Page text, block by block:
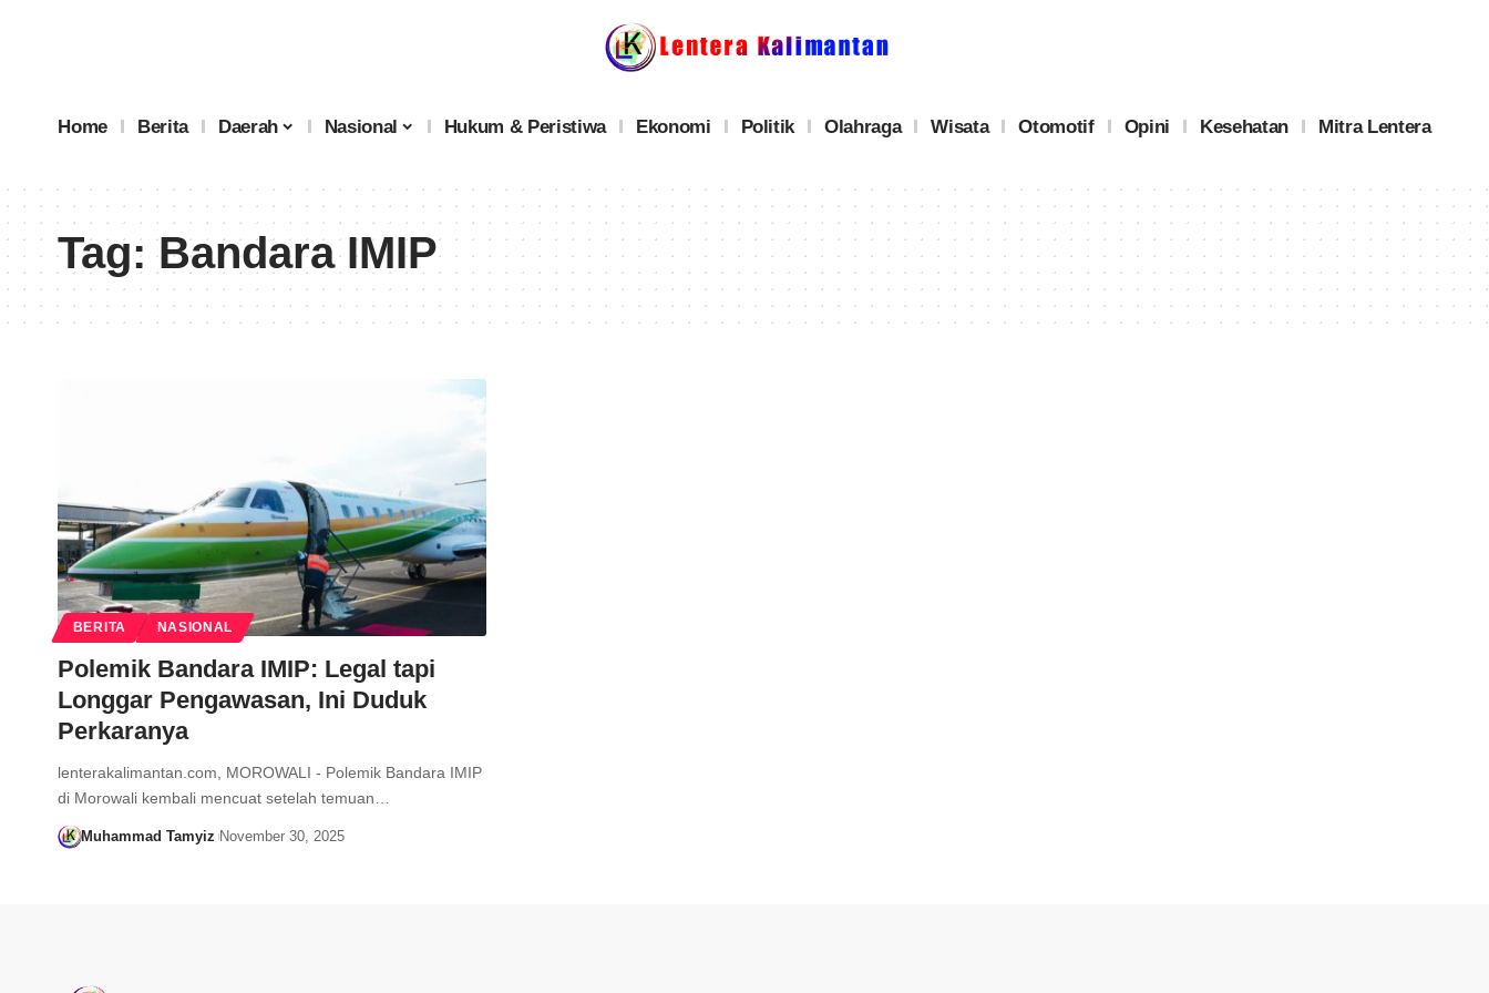
Home Berita Daerah Nasional Hukum & Peristiwa Ekonomi Politik Olahraga Wisata Otomotif Opini Kesehatan Mitra Lentera
Tag:Bandara IMIP
BERITA NASIONAL
Polemik Bandara IMIP: Legal tapi
Longgar Pengawasan, Ini Duduk
Perkaranya
lenterakalimantan.com, MOROWALI - Polemik Bandara IMIP
di Morowali kembali mencuat setelah temuan…
Muhammad Tamyiz November 30, 2025